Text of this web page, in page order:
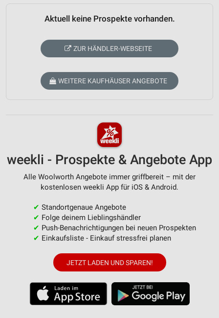
Aktuell keine Prospekte vorhanden.
ZUR HÄNDLER-WEBSEITE
WEITERE KAUFHÄUSER ANGEBOTE
weekli - Prospekte & Angebote App
Alle Woolworth Angebote immer griffbereit – mit der
kostenlosen weekli App für iOS & Android.
✔ Standortgenaue Angebote
✔ Folge deinem Lieblingshändler
✔ Push-Benachrichtigungen bei neuen Prospekten
✔ Einkaufsliste - Einkauf stressfrei planen
JETZT LADEN UND SPAREN!